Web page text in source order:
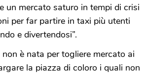
un mercato saturo in tempi di crisi
per far partire in taxi più utenti
e divertendosi”.
non è nata per togliere mercato ai
la piazza di coloro i quali non